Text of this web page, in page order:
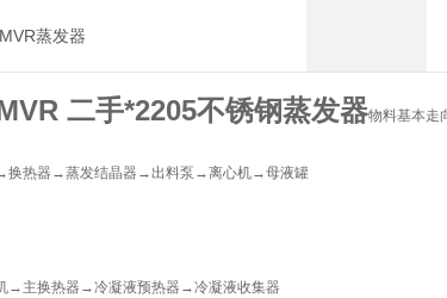
五、应用领域
MVR蒸发器
二手*2205不锈钢蒸发器物料基本走
换热器→蒸发结晶器→出料泵→离心机→母液罐
→主换热器→冷凝液预热器→冷凝液收集器